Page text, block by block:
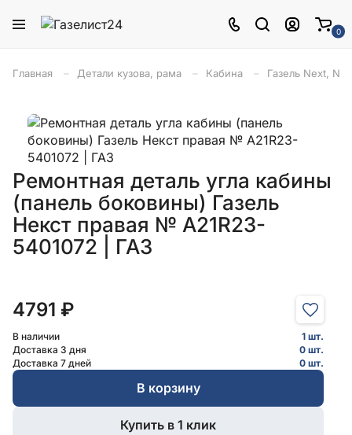
0
Главная Детали кузова, рама Кабина Газель Next, NN
Ремонтная деталь угла кабины
(панель боковины) Газель
Некст правая № А21R23-
5401072 | ГАЗ
4791 ₽
В наличии
1 шт.
Доставка 3 дня
0 шт.
Доставка 7 дней
0 шт.
В корзину
Купить в 1 клик